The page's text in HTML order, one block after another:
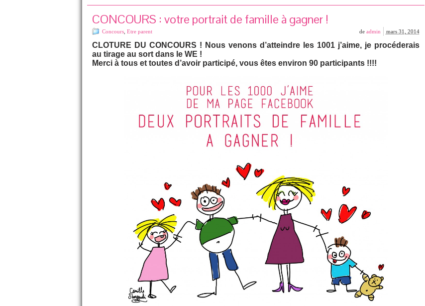
CONCOURS : votre portrait de famille à gagner !
Concours, Etre parent mars 31, 2014
de admin
CLOTURE DU CONCOURS ! Nous venons d’atteindre les 1001 j’aime, je procéderais
au tirage au sort dans le WE !
Merci à tous et toutes d’avoir participé, vous êtes environ 90 participants !!!!